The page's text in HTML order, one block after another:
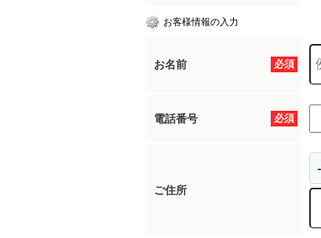
お客様情報の入力
必須
お名前
必須
電話番号
ご住所